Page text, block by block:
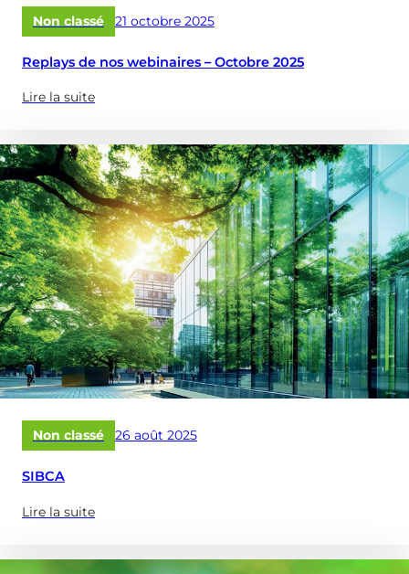
réservoirs
d’eau
?)
Non classé
Publié
le
21 octobre 2025
Replays de nos webinaires – Octobre 2025
Lire la suite
(à
de
:
Replays
de
nos
webinaires
–
Octobre
2025)
Non classé
Publié
le
26 août 2025
SIBCA
Lire la suite
(à
de